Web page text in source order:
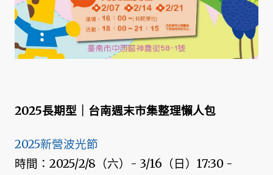
2025長期型｜台南週末市集整理懶人包
2025新營波光節
時間：2025/2/8（六）- 3/16（日）17:30 -